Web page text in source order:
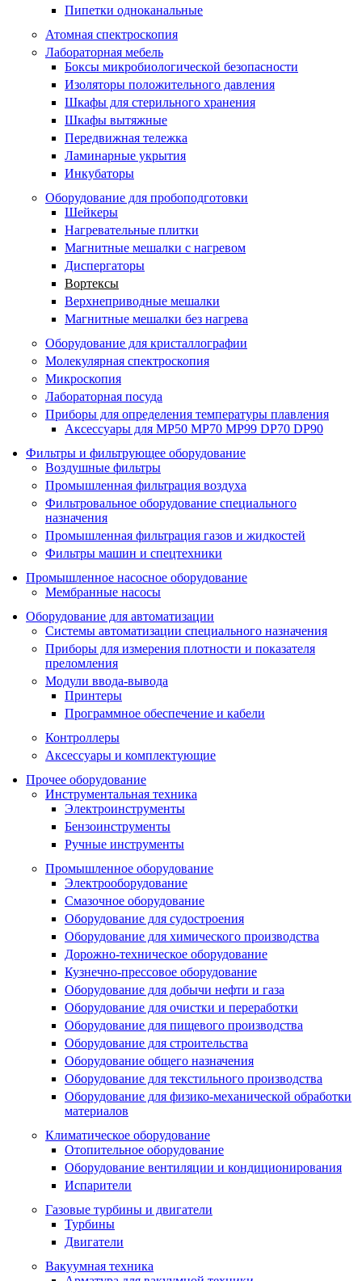
Пипетки одноканальные
Атомная спектроскопия
Лабораторная мебель
Боксы микробиологической безопасности
Изоляторы положительного давления
Шкафы для стерильного хранения
Шкафы вытяжные
Передвижная тележка
Ламинарные укрытия
Инкубаторы
Оборудование для пробоподготовки
Шейкеры
Нагревательные плитки
Магнитные мешалки с нагревом
Диспергаторы
Вортексы
Верхнеприводные мешалки
Магнитные мешалки без нагрева
Оборудование для кристаллографии
Молекулярная спектроскопия
Микроскопия
Лабораторная посуда
Приборы для определения температуры плавления
Аксессуары для MP50 MP70 MP99 DP70 DP90
Фильтры и фильтрующее оборудование
Воздушные фильтры
Промышленная фильтрация воздуха
Фильтровальное оборудование специального
назначения
Промышленная фильтрация газов и жидкостей
Фильтры машин и спецтехники
Промышленное насосное оборудование
Мембранные насосы
Оборудование для автоматизации
Системы автоматизации специального назначения
Приборы для измерения плотности и показателя
преломления
Модули ввода-вывода
Принтеры
Программное обеспечение и кабели
Контроллеры
Аксессуары и комплектующие
Прочее оборудование
Инструментальная техника
Электроинструменты
Бензоинструменты
Ручные инструменты
Промышленное оборудование
Электрооборудование
Смазочное оборудование
Оборудование для судостроения
Оборудование для химического производства
Дорожно-техническое оборудование
Кузнечно-прессовое оборудование
Оборудование для добычи нефти и газа
Оборудование для очистки и переработки
Оборудование для пищевого производства
Оборудование для строительства
Оборудование общего назначения
Оборудование для текстильного производства
Оборудование для физико-механической обработки
материалов
Климатическое оборудование
Отопительное оборудование
Оборудование вентиляции и кондиционирования
Испарители
Газовые турбины и двигатели
Турбины
Двигатели
Вакуумная техника